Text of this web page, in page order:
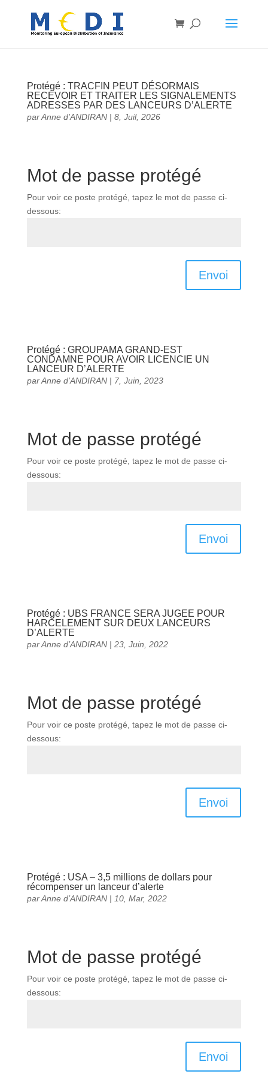
Protégé : TRACFIN PEUT DÉSORMAIS
RECEVOIR ET TRAITER LES SIGNALEMENTS
ADRESSES PAR DES LANCEURS D’ALERTE
parAnne d’ANDIRAN| 8, Juil, 2026
Mot de passe protégé
Pour voir ce poste protégé, tapez le mot de passe ci-
dessous:
Envoi
Protégé : GROUPAMA GRAND-EST
CONDAMNE POUR AVOIR LICENCIE UN
LANCEUR D’ALERTE
parAnne d’ANDIRAN| 7, Juin, 2023
Mot de passe protégé
Pour voir ce poste protégé, tapez le mot de passe ci-
dessous:
Envoi
Protégé : UBS FRANCE SERA JUGEE POUR
HARCELEMENT SUR DEUX LANCEURS
D’ALERTE
parAnne d’ANDIRAN| 23, Juin, 2022
Mot de passe protégé
Pour voir ce poste protégé, tapez le mot de passe ci-
dessous:
Envoi
Protégé : USA – 3,5 millions de dollars pour
récompenser un lanceur d’alerte
parAnne d’ANDIRAN| 10, Mar, 2022
Mot de passe protégé
Pour voir ce poste protégé, tapez le mot de passe ci-
dessous:
Envoi